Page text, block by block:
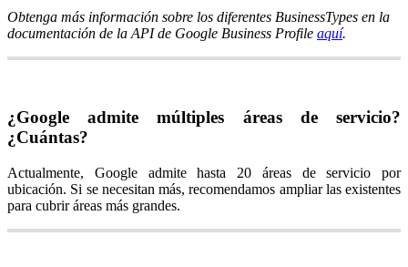
Obtenga más información sobre los diferentes BusinessTypes en la
documentación de la API de Google Business Profile aquí.
¿Google admite múltiples áreas de servicio?
¿Cuántas?
Actualmente, Google admite hasta 20 áreas de servicio por
ubicación. Si se necesitan más, recomendamos ampliar las existentes
para cubrir áreas más grandes.